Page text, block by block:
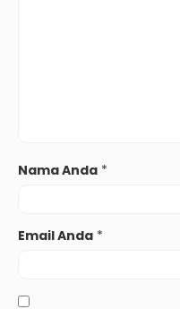
Nama Anda *
Email Anda *